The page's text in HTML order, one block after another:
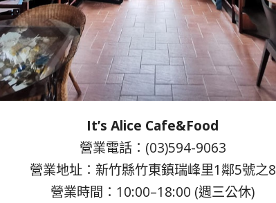
It’s Alice Cafe&Food
營業電話：(03)594-9063
營業地址：新竹縣竹東鎮瑞峰里1鄰5號之8
營業時間：10:00–18:00 (週三公休)